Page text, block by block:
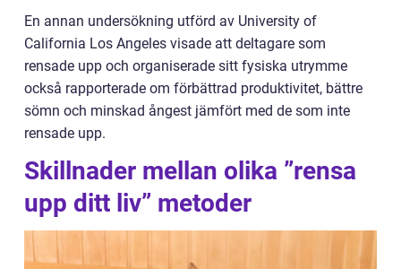
En annan undersökning utförd av University of
California Los Angeles visade att deltagare som
rensade upp och organiserade sitt fysiska utrymme
också rapporterade om förbättrad produktivitet, bättre
sömn och minskad ångest jämfört med de som inte
rensade upp.
Skillnader mellan olika ”rensa
upp ditt liv” metoder